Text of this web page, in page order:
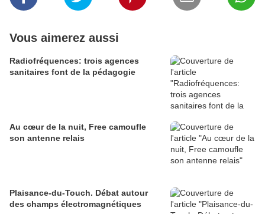
Vous aimerez aussi
Radiofréquences: trois agences
sanitaires font de la pédagogie
Au cœur de la nuit, Free camoufle
son antenne relais
Plaisance-du-Touch. Débat autour
des champs électromagnétiques